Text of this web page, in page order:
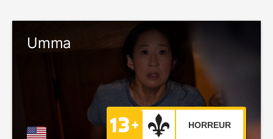
Umma
HORREUR